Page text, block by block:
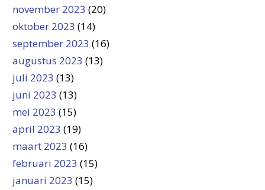
november 2023 (20)
oktober 2023 (14)
september 2023 (16)
augustus 2023 (13)
juli 2023 (13)
juni 2023 (13)
mei 2023 (15)
april 2023 (19)
maart 2023 (16)
februari 2023 (15)
januari 2023 (15)